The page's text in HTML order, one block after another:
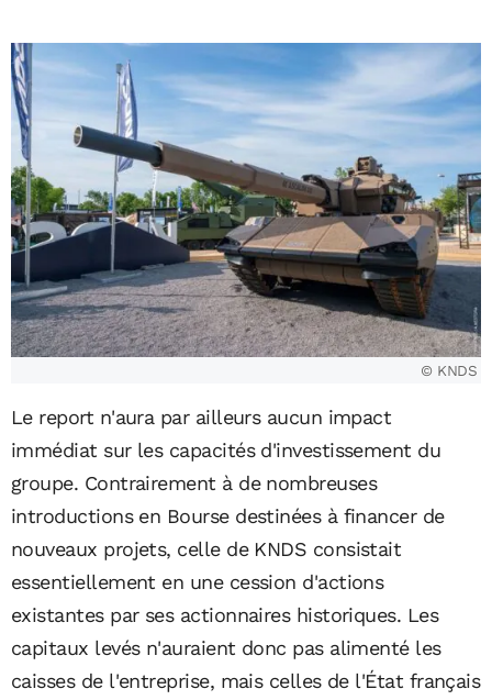
© KNDS
Le report n'aura par ailleurs aucun impact
immédiat sur les capacités d'investissement du
groupe. Contrairement à de nombreuses
introductions en Bourse destinées à financer de
nouveaux projets, celle de KNDS consistait
essentiellement en une cession d'actions
existantes par ses actionnaires historiques. Les
capitaux levés n'auraient donc pas alimenté les
caisses de l'entreprise, mais celles de l'État français